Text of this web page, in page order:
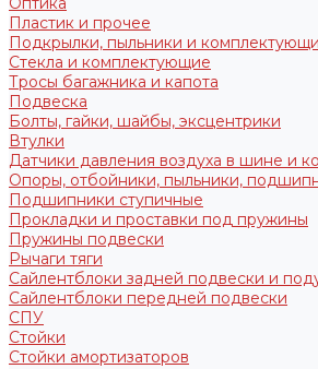
Пластик и прочее
Подкрылки, пыльники и
Стекла и комплектующие
Тросы багажника и капота
Подвеска
Болты, гайки, шайбы, эксцентрики
Втулки
Датчики давления воздуха в шине и
Опоры, отбойники, пыльники,
Подшипники ступичные
Прокладки и проставки под пружины
Пружины подвески
Рычаги тяги
Сайлентблоки задней подвески и
Сайлентблоки передней подвески
СПУ
Стойки
Стойки амортизаторов